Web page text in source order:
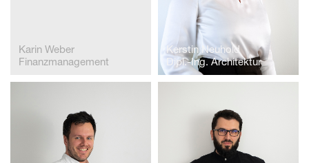
Karin Weber
Finanzmanagement
Kerstin Neuhold
Dipl.-Ing. Architektur